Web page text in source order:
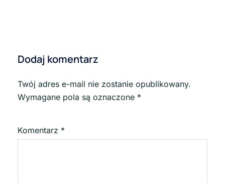
Dodaj komentarz
Twój adres e-mail nie zostanie opublikowany.
Wymagane pola są oznaczone *
Komentarz *